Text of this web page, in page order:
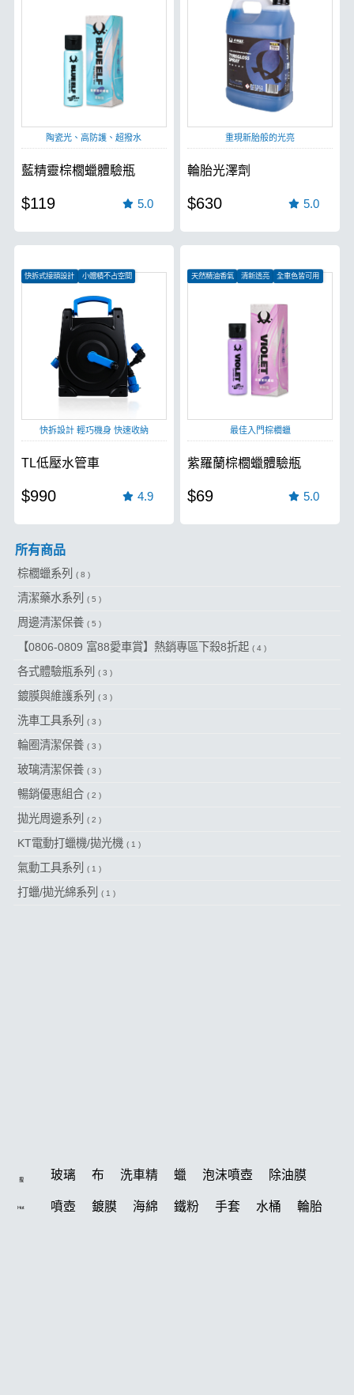
陶瓷光、高防護、超撥水
藍精靈棕櫚蠟體驗瓶
$119 5.0
重現新胎般的光亮
輪胎光澤劑
$630 5.0
快拆式接頭設計
小體積不占空間
快拆設計 輕巧機身 快速收納
TL低壓水管車
$990 4.9
天然精油香氣 清新透亮 全車色皆可用
最佳入門棕櫚蠟
紫羅蘭棕櫚蠟體驗瓶
$69 5.0
所有商品
棕櫚蠟系列 ( 8 )
清潔藥水系列 ( 5 )
周邊清潔保養 ( 5 )
【0806-0809 富88愛車賞】熱銷專區下殺8折起 ( 4 )
各式體驗瓶系列 ( 3 )
鍍膜與維護系列 ( 3 )
洗車工具系列 ( 3 )
輪圈清潔保養 ( 3 )
玻璃清潔保養 ( 3 )
暢銷優惠組合 ( 2 )
拋光周邊系列 ( 2 )
KT電動打蠟機/拋光機 ( 1 )
氣動工具系列 ( 1 )
打蠟/拋光綿系列 ( 1 )
搜
Hot
玻璃 布 洗車精 蠟 泡沫噴壺 除油膜
噴壺 鍍膜 海綿 鐵粉 手套 水桶 輪胎